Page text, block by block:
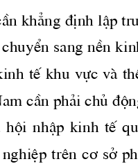
kh¼ng ®Þnh lËp
sang nÒn
tÕ khu vùc vμ
cÇn ph¶i chñ
héi  nhËp  kinh  tÕ
nghiÖp trªn c¬ së